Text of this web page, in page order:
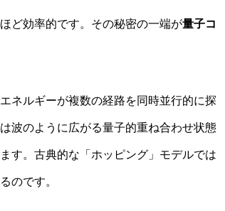
ど効率的です。その秘密の一端が量子コ
ネルギーが複数の経路を同時並行的に探
波のように広がる量子的重ね合わせ状態
す。古典的な「ホッピング」モデルでは
のです。